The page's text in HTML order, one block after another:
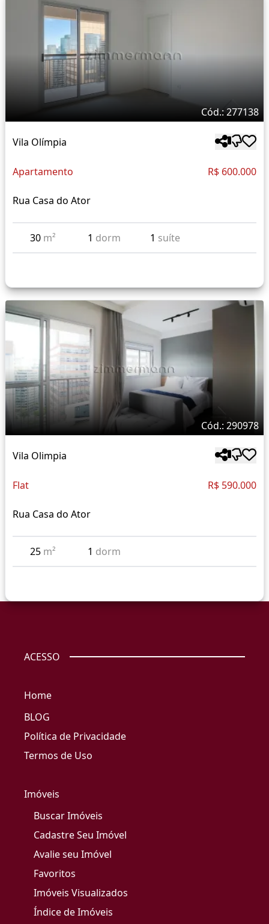
Cód.: 277138
Vila Olímpia
Apartamento R$ 600.000
Rua Casa do Ator
30 m² 1 dorm 1 suíte
Cód.: 290978
Vila Olimpia
Flat R$ 590.000
Rua Casa do Ator
25 m² 1 dorm
ACESSO
Home
BLOG
Política de Privacidade
Termos de Uso
Imóveis
Buscar Imóveis
Cadastre Seu Imóvel
Avalie seu Imóvel
Favoritos
Imóveis Visualizados
Índice de Imóveis